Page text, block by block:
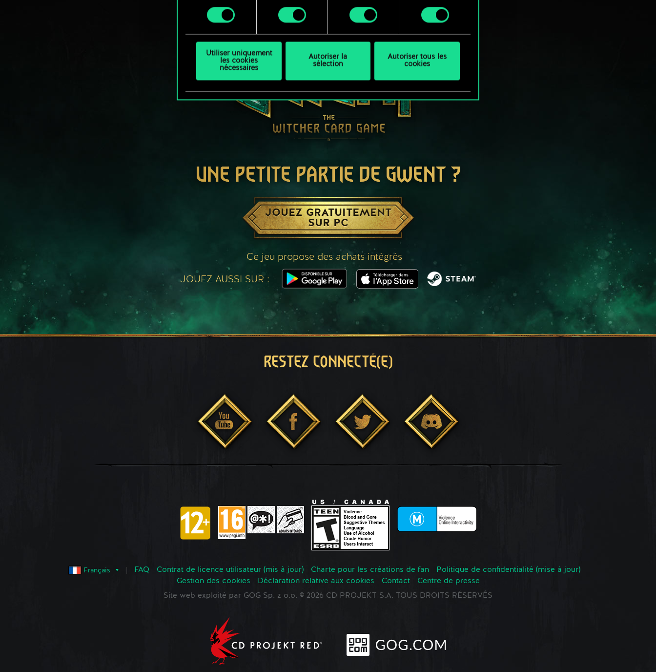
et modifier vos préférences dans le menu "Paramètres" ci-dessous.
consentement
Utiliser uniquement
les cookies
nécessaires
Autoriser la
sélection
Autoriser tous les
cookies
UNE PETITE PARTIE DE GWENT ?
JOUEZ GRATUITEMENT
SUR PC
Ce jeu propose des achats intégrés
JOUEZ AUSSI SUR :
RESTEZ CONNECTÉ(E)
Français FAQ Contrat de licence utilisateur (mis à jour) Charte pour les créations de fan
Politique de confidentialité (mise à jour)
Gestion des cookies
Déclaration relative aux cookies Contact
Centre de presse
Site web exploité par GOG Sp. z o.o. © 2026 CD PROJEKT S.A. TOUS DROITS RÉSERVÉS